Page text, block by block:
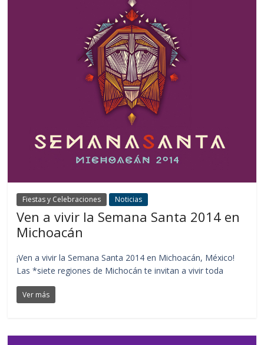
Fiestas y Celebraciones Noticias
Ven a vivir la Semana Santa 2014 en
Michoacán
¡Ven a vivir la Semana Santa 2014 en Michoacán, México!
Las *siete regiones de Michocán te invitan a vivir toda
Ver más